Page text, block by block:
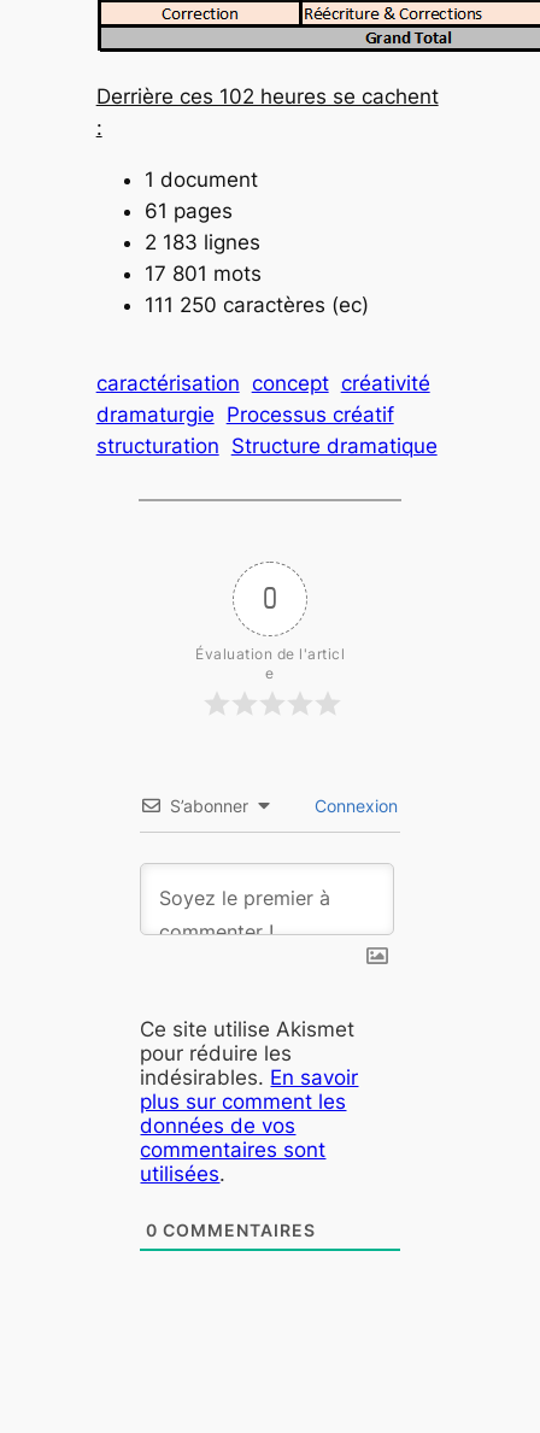
Derrière ces 102 heures se cachent
:
1 document
61 pages
2 183 lignes
17 801 mots
111 250 caractères (ec)
caractérisation concept créativité
dramaturgie Processus créatif
structuration Structure dramatique
0
Évaluation de l'articl
e
S’abonner Connexion
Ce site utilise Akismet
pour réduire les
indésirables. En savoir
plus sur comment les
données de vos
commentaires sont
utilisées.
0 COMMENTAIRES